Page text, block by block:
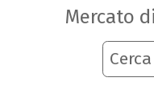
Mercato